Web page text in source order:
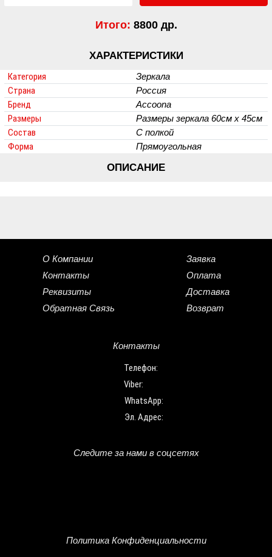
Итого: 8800 др.
ХАРАКТЕРИСТИКИ
Категория
Зеркала
Страна Россия
Бренд Accoona
Размеры Размеры зеркала 60см х 45см
Состав С полкой
Форма Прямоугольная
ОПИСАНИЕ
О Компании
Контакты
Реквизиты
Обратная Связь
Заявка
Оплата
Доставка
Возврат
Контакты
Телефон:
Viber:
WhatsApp:
Эл. Адрес:
Следите за нами в соцсетях
Политика Конфиденциальности